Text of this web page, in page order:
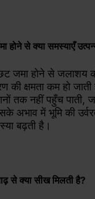
होने से क्या समस्याएँ
जमा होने से जलाशय
की क्षमता कम हो
तक नहीं पहुँच पाती,
अभाव में भूमि की
बढ़ती है।
से क्या सीख मिलती है?